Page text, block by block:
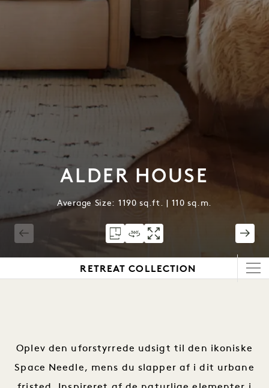
ALDER HOUSE
Average Size: 1190 sq.ft. | 110 sq.m.
RETREAT COLLECTION
Oplev den uforstyrrede udsigt til den ikoniske
Space Needle, mens du slapper af i dit urbane